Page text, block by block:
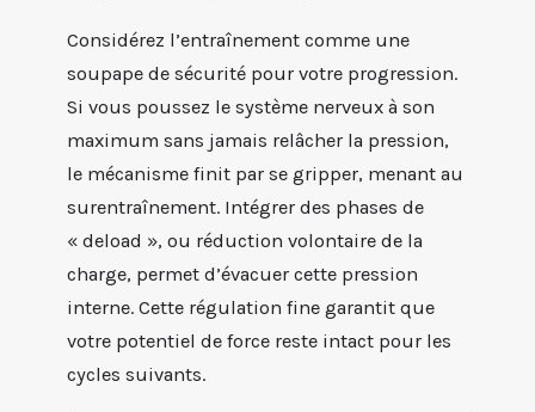
Considérez l’entraînement comme une
soupape de sécurité pour votre progression.
Si vous poussez le système nerveux à son
maximum sans jamais relâcher la pression,
le mécanisme finit par se gripper, menant au
surentraînement. Intégrer des phases de
« deload », ou réduction volontaire de la
charge, permet d’évacuer cette pression
interne. Cette régulation fine garantit que
votre potentiel de force reste intact pour les
cycles suivants.